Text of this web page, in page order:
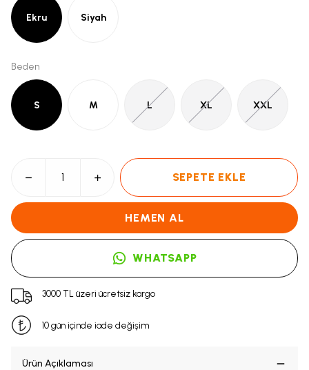
Ekru Siyah
Beden
S M L XL XXL
SEPETE EKLE
HEMEN AL
WHATSAPP
3000 TL üzeri ücretsiz kargo
10 gün içinde iade değişim
Ürün Açıklaması